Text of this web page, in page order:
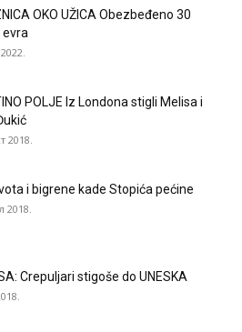
OKO UŽICA Obezbeđeno 30
POLJE Iz Londona stigli Melisa i
2018.
i bigrene kade Stopića pećine
2018.
Crepuljari stigoše do UNESKA